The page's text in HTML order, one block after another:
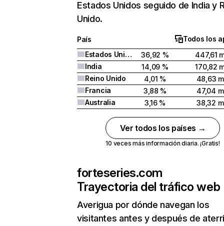
Estados Unidos seguido de India y
Unido.
País
Todos los
Estados Unidos
36,92 %
447,61
India
14,09 %
170,82
Reino Unido
4,01 %
48,63
Francia
3,88 %
47,04
Australia
3,16 % 38,32
Ver todos los países →
10 veces más información diaria. ¡Gratis!
forteseries.com
Trayectoria del tráfico web
Averigua por dónde navegan los
visitantes antes y después de